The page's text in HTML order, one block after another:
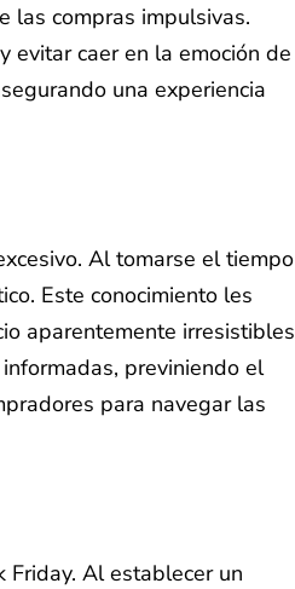
las compras impulsivas.
evitar caer en la emoción de
una experiencia
Al tomarse el tiempo
Este conocimiento les
aparentemente irresistibles
previniendo el
para navegar las
Al establecer un